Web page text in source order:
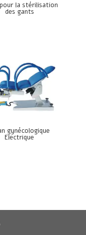
la stérilisation
des gants
gynécologique
Electrique